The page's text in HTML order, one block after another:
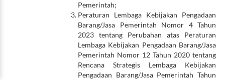
Pemerintah;
Peraturan Lembaga Kebijakan Pengadaan
Barang/Jasa Pemerintah Nomor 4 Tahun
2023 tentang Perubahan atas Peraturan
Lembaga Kebijakan Pengadaan Barang/Jasa
Pemerintah Nomor 12 Tahun 2020 tentang
Rencana Strategis Lembaga Kebijakan
Pengadaan Barang/Jasa Pemerintah Tahun